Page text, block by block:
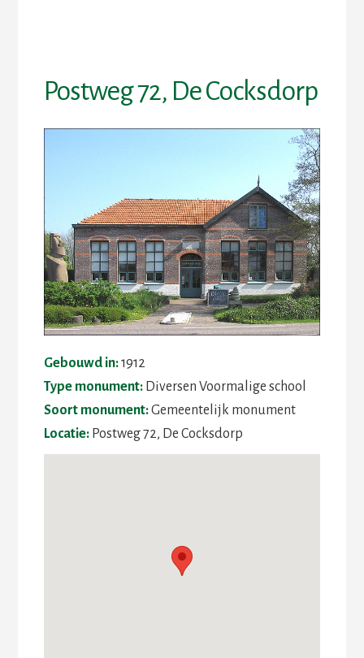
Postweg 72, De Cocksdorp
Gebouwd in:1912
Type monument:Diversen Voormalige school
Soort monument:Gemeentelijk monument
Locatie:Postweg 72, De Cocksdorp